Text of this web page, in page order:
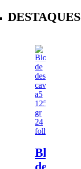
DESTAQUES
Bloco
de